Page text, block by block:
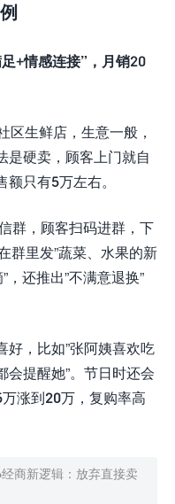
+情感连接”，月销20
区生鲜店，生意一般，
是硬卖，顾客上门就自
只有5万左右。
群，顾客扫码进群，下
群里发”蔬菜、水果的新
，还推出”不满意退换”
好，比如”张阿姨喜欢吃
会提醒她”。节日时还会
涨到20万，复购率高
商新逻辑：放弃直接卖